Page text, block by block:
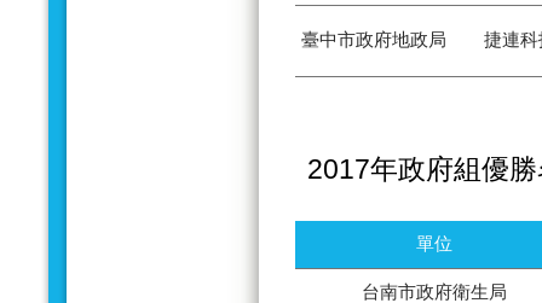
臺中市政府地政局 捷連
2017年政府組優
單位
台南市政府衛生局